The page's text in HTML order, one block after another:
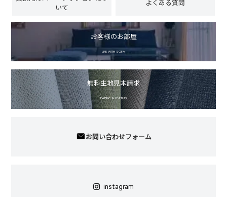
いて
よくある質問
お客様のお部屋
LIFE WITH SOFA
無料生地見本請求
FABRIC & LEATHER
お問い合わせフォーム
instagram